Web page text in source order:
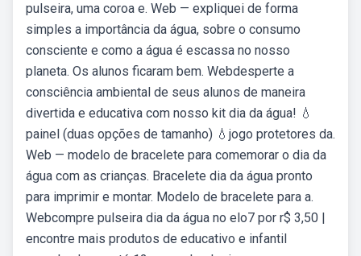
pulseira, uma coroa e. Web — expliquei de forma
simples a importância da água, sobre o consumo
consciente e como a água é escassa no nosso
planeta. Os alunos ficaram bem. Webdesperte a
consciência ambiental de seus alunos de maneira
divertida e educativa com nosso kit dia da água! 💧
painel (duas opções de tamanho) 💧jogo protetores da.
Web — modelo de bracelete para comemorar o dia da
água com as crianças. Bracelete dia da água pronto
para imprimir e montar. Modelo de bracelete para a.
Webcompre pulseira dia da água no elo7 por r$ 3,50 |
encontre mais produtos de educativo e infantil